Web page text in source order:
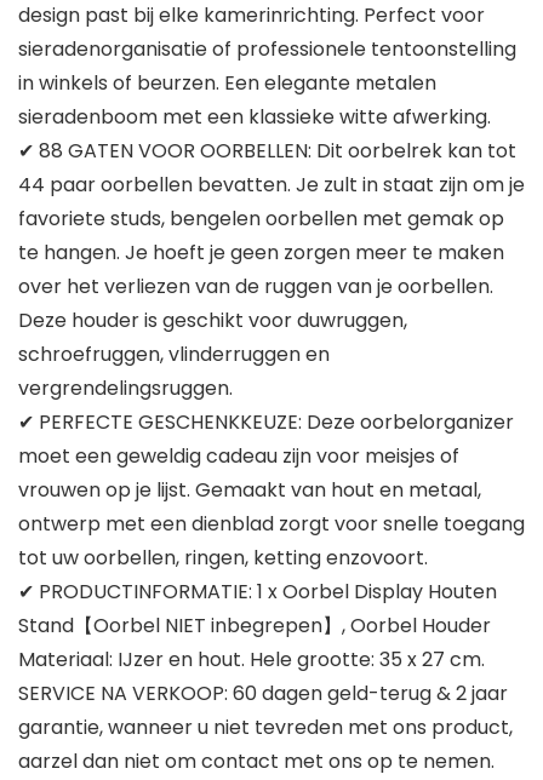
design past bij elke kamerinrichting. Perfect voor
sieradenorganisatie of professionele tentoonstelling
in winkels of beurzen. Een elegante metalen
sieradenboom met een klassieke witte afwerking.
✔ 88 GATEN VOOR OORBELLEN: Dit oorbelrek kan tot
44 paar oorbellen bevatten. Je zult in staat zijn om je
favoriete studs, bengelen oorbellen met gemak op
te hangen. Je hoeft je geen zorgen meer te maken
over het verliezen van de ruggen van je oorbellen.
Deze houder is geschikt voor duwruggen,
schroefruggen, vlinderruggen en
vergrendelingsruggen.
✔ PERFECTE GESCHENKKEUZE: Deze oorbelorganizer
moet een geweldig cadeau zijn voor meisjes of
vrouwen op je lijst. Gemaakt van hout en metaal,
ontwerp met een dienblad zorgt voor snelle toegang
tot uw oorbellen, ringen, ketting enzovoort.
✔ PRODUCTINFORMATIE: 1 x Oorbel Display Houten
Stand【Oorbel NIET inbegrepen】, Oorbel Houder
Materiaal: IJzer en hout. Hele grootte: 35 x 27 cm.
SERVICE NA VERKOOP: 60 dagen geld-terug & 2 jaar
garantie, wanneer u niet tevreden met ons product,
aarzel dan niet om contact met ons op te nemen.